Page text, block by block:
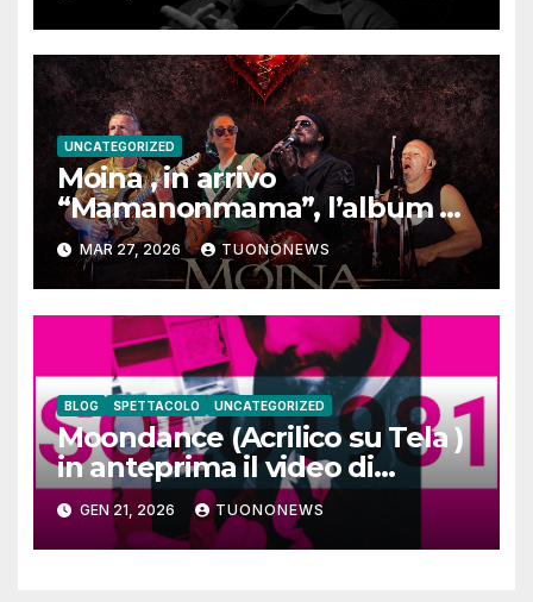
UNCATEGORIZED
Moina , in arrivo
“Mamanonmama”, l’album di
debutto per Ghost Record
MAR 27, 2026 TUONONEWS
BLOG SPETTACOLO UNCATEGORIZED
Moondance (Acrilico su Tela )
in anteprima il video di
SOLO1981
GEN 21, 2026 TUONONEWS